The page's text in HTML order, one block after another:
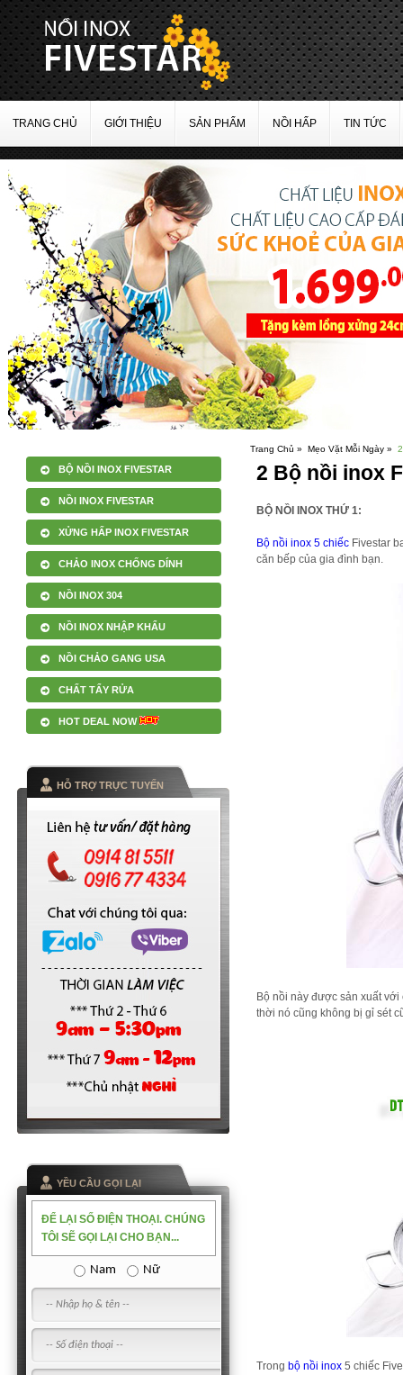
TRANG CHỦ GIỚI THIỆU SẢN PHẨM NỒI HẤP TIN TỨC
BỘ NỒI INOX FIVESTAR
NỒI INOX FIVESTAR
XỬNG HẤP INOX FIVESTAR
CHẢO INOX CHỐNG DÍNH
NỒI INOX 304
NỒI INOX NHẬP KHẨU
NỒI CHẢO GANG USA
CHẤT TẨY RỬA
HOT DEAL NOW
HỖ TRỢ TRỰC TUYẾN
YỀU CẦU GỌI LẠI
ĐỂ LẠI SỐ ĐIỆN THOẠI. CHÚNG
TÔI SẼ GỌI LẠI CHO BẠN...
Nam Nữ
Trang Chủ » Mẹo Vặt Mỗi Ngày »
2 Bộ nồi inox
BỘ NỒI INOX THỨ 1:
Bộ nồi inox 5 chiếc Fivestar
căn bếp của gia đình bạn.
Bộ nồi này được sản xuất
thời nó cũng không bị gỉ sét
Trong bộ nồi inox 5 chiếc